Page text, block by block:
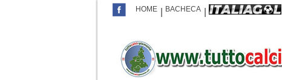
HOME BACHECA